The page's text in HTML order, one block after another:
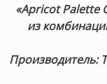
«Apricot Palette
из
Производитель: